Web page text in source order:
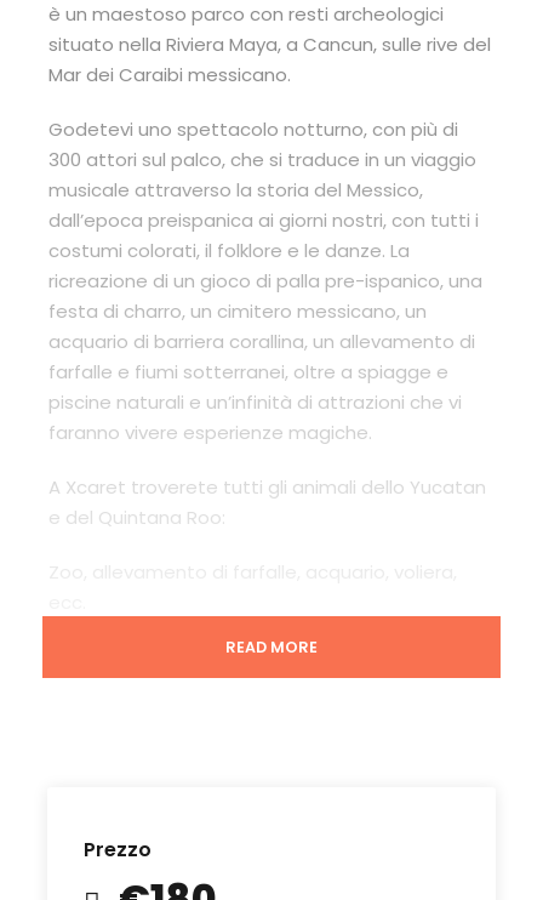
Prezzo
è un maestoso parco con resti archeologici
situato nella Riviera Maya, a Cancun, sulle rive del
Mar dei Caraibi messicano.
Godetevi uno spettacolo notturno, con più di
300 attori sul palco, che si traduce in un viaggio
musicale attraverso la storia del Messico,
dall’epoca preispanica ai giorni nostri, con tutti i
costumi colorati, il folklore e le danze. La
ricreazione di un gioco di palla pre-ispanico, una
festa di charro, un cimitero messicano, un
acquario di barriera corallina, un allevamento di
farfalle e fiumi sotterranei, oltre a spiagge e
piscine naturali e un’infinità di attrazioni che vi
faranno vivere esperienze magiche.
A Xcaret troverete tutti gli animali dello Yucatan
e del Quintana Roo:
Durante questo lasso di tempo è possibile
entrare in uno dei 5 ristoranti e mangiare,
READ MORE